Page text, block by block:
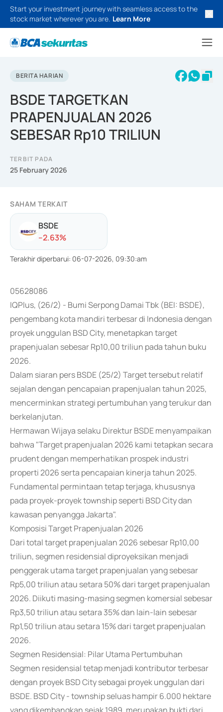
Start your investment journey with seamless access to the
stock market wherever you are. Learn More
BERITA HARIAN
BSDE TARGETKAN
PRAPENJUALAN 2026
SEBESAR Rp10 TRILIUN
TERBIT PADA
25 February 2026
SAHAM TERKAIT
BSDE
--2.63%
Terakhir diperbarui: 06-07-2026, 09:30:am
05628086
IQPlus, (26/2) - Bumi Serpong Damai Tbk (BEI: BSDE),
pengembang kota mandiri terbesar di Indonesia dengan
proyek unggulan BSD City, menetapkan target
prapenjualan sebesar Rp10,00 triliun pada tahun buku
2026.
Dalam siaran pers BSDE (25/2) Target tersebut relatif
sejalan dengan pencapaian prapenjualan tahun 2025,
mencerminkan strategi pertumbuhan yang terukur dan
berkelanjutan.
Hermawan Wijaya selaku Direktur BSDE menyampaikan
bahwa "Target prapenjualan 2026 kami tetapkan secara
prudent dengan memperhatikan prospek industri
properti 2026 serta pencapaian kinerja tahun 2025.
Fundamental permintaan tetap terjaga, khususnya
pada proyek-proyek township seperti BSD City dan
kawasan penyangga Jakarta".
Komposisi Target Prapenjualan 2026
Dari total target prapenjualan 2026 sebesar Rp10,00
triliun, segmen residensial diproyeksikan menjadi
penggerak utama target prapenjualan yang sebesar
Rp5,00 triliun atau setara 50% dari target prapenjualan
2026. Diikuti masing-masing segmen komersial sebesar
Rp3,50 triliun atau setara 35% dan lain-lain sebesar
Rp1,50 triliun atau setara 15% dari target prapenjualan
2026.
Segmen Residensial: Pilar Utama Pertumbuhan
Segmen residensial tetap menjadi kontributor terbesar
dengan proyek BSD City sebagai proyek unggulan dari
BSDE. BSD City - township seluas hampir 6.000 hektare